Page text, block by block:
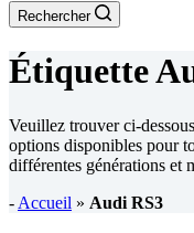
Rechercher
Étiquette
Veuillez trouver ci-
options disponibles pour
différentes générations et
- Accueil » Audi RS3